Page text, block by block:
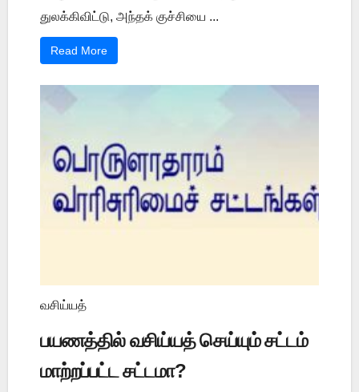
துலக்கிவிட்டு, அந்தக் குச்சியை ...
Read More
வசிய்யத்
பயணத்தில் வசிய்யத் செய்யும் சட்டம்
மாற்றப்பட்ட சட்டமா?